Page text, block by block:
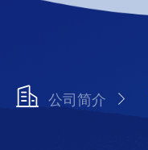
公司简介